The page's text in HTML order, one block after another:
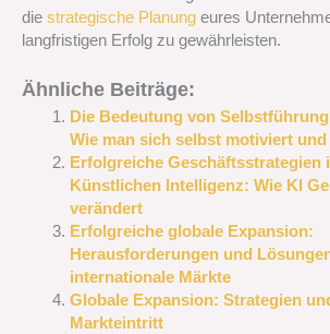
die strategische Planung eures
langfristigen Erfolg zu gewährleisten.
Ähnliche Beiträge:
Die Bedeutung von
Wie man sich selbst motiviert
Erfolgreiche Geschäftsstrategien
Künstlichen Intelligenz: Wie KI
verändert
Erfolgreiche globale Expansion:
Herausforderungen und
internationale Märkte
Globale Expansion: Strategien
Markteintritt